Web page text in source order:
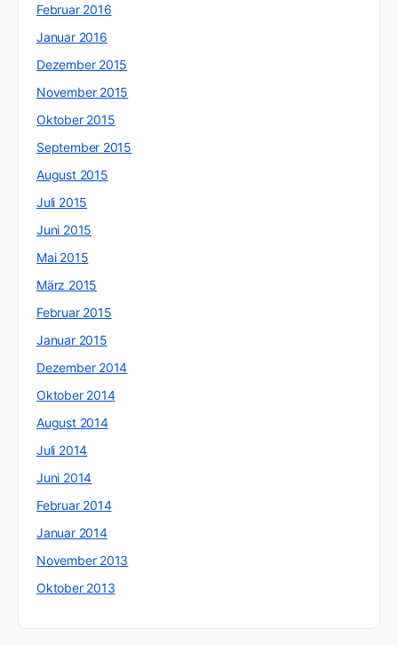
Februar 2016
Januar 2016
Dezember 2015
November 2015
Oktober 2015
September 2015
August 2015
Juli 2015
Juni 2015
Mai 2015
März 2015
Februar 2015
Januar 2015
Dezember 2014
Oktober 2014
August 2014
Juli 2014
Juni 2014
Februar 2014
Januar 2014
November 2013
Oktober 2013